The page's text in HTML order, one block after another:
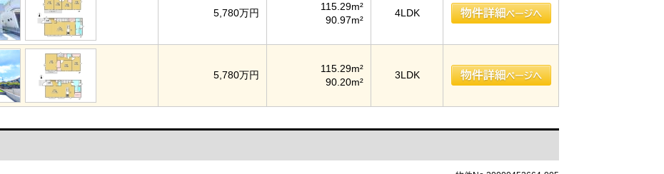
5,780万円
115.29m²
90.97m²
4LDK
5,780万円
115.29m²
90.20m²
3LDK